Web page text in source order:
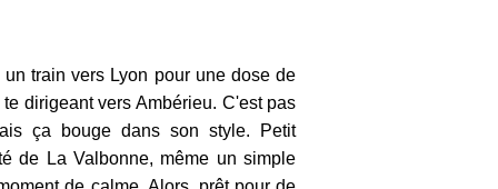
train vers Lyon pour une dose de
dirigeant vers Ambérieu. C'est pas
ça bouge dans son style. Petit
de La Valbonne, même un simple